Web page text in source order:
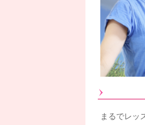
まるでレッ